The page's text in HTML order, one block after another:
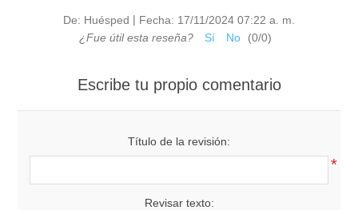
De: Huésped | Fecha: 17/11/2024 07:22 a. m.
¿Fue útil esta reseña?
Sí No (0/0)
Escribe tu propio comentario
Título de la revisión:
*
Revisar texto: